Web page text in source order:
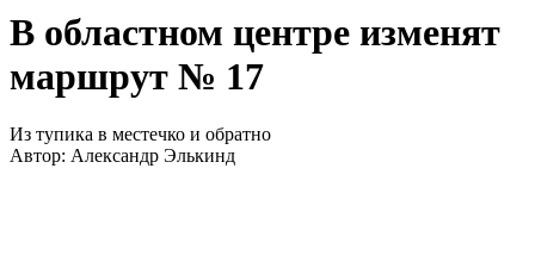
В областном центре изменят
маршрут № 17
Из тупика в местечко и обратно
Автор: Александр Элькинд